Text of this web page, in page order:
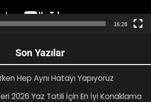
16:28
Son Yazılar
Hep Aynı Hatayı Yapıyoruz
2026 Yaz Tatili İçin En İyi Konaklama